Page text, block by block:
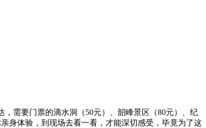
需要门票的滴水洞（50元）、韶峰景区（80元）、纪
身体验，到现场去看一看，才能深切感受，毕竟为了这